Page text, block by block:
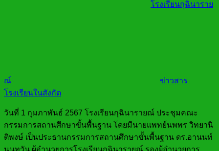
โรงเรียนกุฉินาราย
ณ์
ข่าวสาร
โรงเรียนในสังกัด
วันที่ 1 กุมภาพันธ์ 2567 โรงเรียนกุฉินารายณ์ ประชุมคณะ
กรรมการสถานศึกษาขั้นพื้นฐาน โดยมีนายแพทย์นพพร วิทยานิ
ติพงษ์ เป็นประธานกรรมการสถานศึกษาขั้นพื้นฐาน ดร.อานนท์